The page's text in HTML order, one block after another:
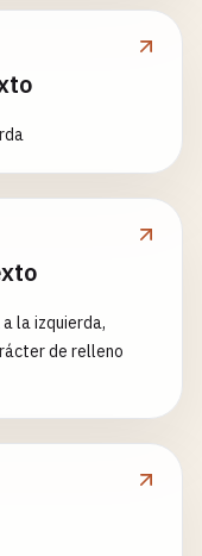
la izquierda,
de relleno